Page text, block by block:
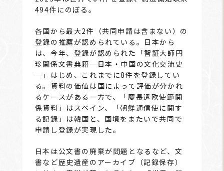
494件にのぼる。
各国から最大2件（共同申請は含まない）の
登録の推薦が認められている。日本から
は、今年、登録が認められた「智証大師円
珍関係文書典籍―日本・中国の文化交流史
―」はじめ、これまでに8件を登録してい
る。資料の価値は国によって評価が分かれ
るケースがある一方で、「慶長遣欧使節関
係資料」はスペイン、「朝鮮通信使に関す
る記録」は韓国と、国境をまたいで共同で
申請し登録が実現した。
日本は公文書の廃棄が問題となるなど、文
書など歴史遺産のアーカイブ（記録保存）